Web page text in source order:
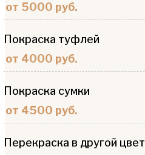
от 5000 руб.
Покраска туфлей
от 4000 руб.
Покраска сумки
от 4500 руб.
Перекраска в другой цвет